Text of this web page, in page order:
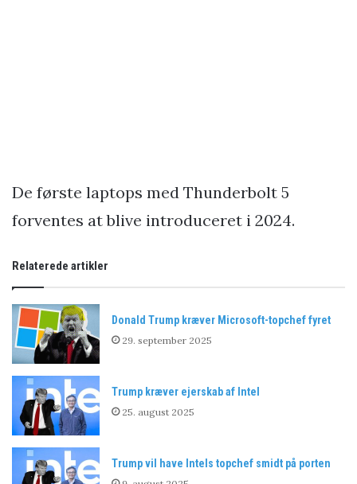
De første laptops med Thunderbolt 5
forventes at blive introduceret i 2024.
Relaterede artikler
Donald Trump kræver Microsoft-topchef fyret
29. september 2025
Trump kræver ejerskab af Intel
25. august 2025
Trump vil have Intels topchef smidt på porten